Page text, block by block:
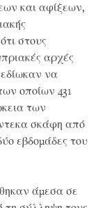
και αφίξεων,
στους
αρχές
να
οποίων 431
των
σκάφη από
εβδομάδες του
άμεσα σε